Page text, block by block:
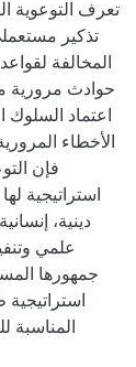
تعرف التوعوية
تذكير
المخالفة
حوادث مرورية
اعتماد السلوك
الأخطاء
فإن
استراتيجية
دينية،
علمي
جمهورها
المناسبة